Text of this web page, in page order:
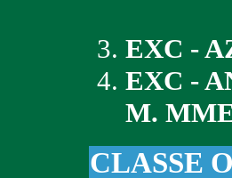
EXC -
EXC -
M.
CLASSE